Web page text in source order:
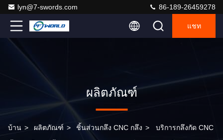
lyn@7-swords.com 86-189-26459278
แชท
ผลิตภัณฑ์
บ้าน > ผลิตภัณฑ์ > ชิ้นส่วนกลึง CNC กลึง > บริการกลึงกัด CNC